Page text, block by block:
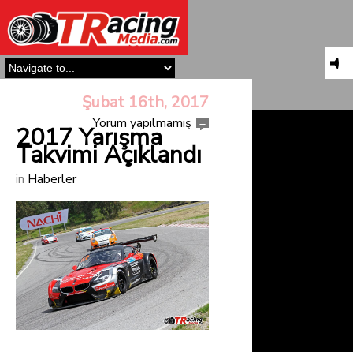
Şubat 16th, 2017
Yorum yapılmamış
2017 Yarışma
Takvimi Açıklandı
in Haberler